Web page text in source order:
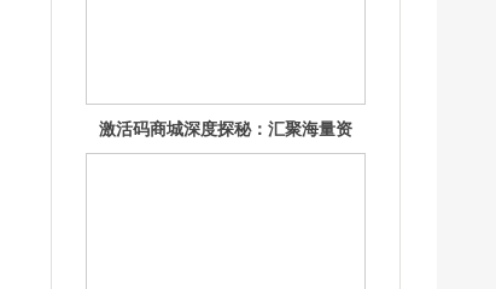
别再苦寻激活码！激活码商城一站式
满足你的